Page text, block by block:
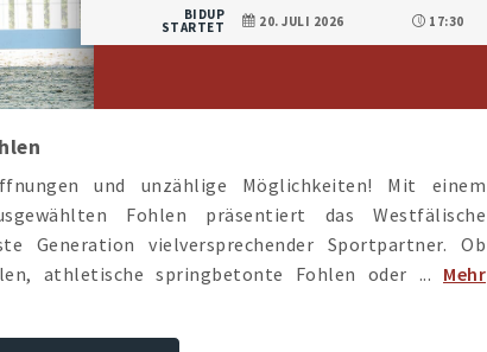
BIDUP
STARTET 20. JULI 2026 17:30
und unzählige Möglichkeiten! Mit einem
Fohlen präsentiert das Westfälische
Generation vielversprechender Sportpartner. Ob
athletische springbetonte Fohlen oder ...
Mehr